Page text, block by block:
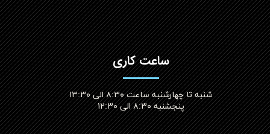
ساعت کاری
شنبه تا چهارشنبه ساعت ۸:۳۰ الی ۱۳:۳۰
پنجشنبه ۸:۳۰ الی ۱۲:۳۰​​​​​​​